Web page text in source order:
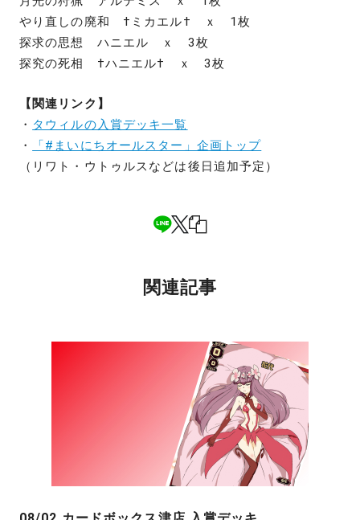
やり直しの廃和 †ミカエル† ｘ 1枚
探求の思想 ハニエル ｘ 3枚
探究の死相 †ハニエル† ｘ 3枚
【関連リンク】
・ タウィルの入賞デッキ一覧
・
「#まいにちオールスター」企画トップ
（リワト・ウトゥルスなどは後日追加予定）
関連記事